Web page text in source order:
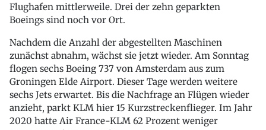
Flughafen mittlerweile. Drei der zehn geparkten
Boeings sind noch vor Ort.
Nachdem die Anzahl der abgestellten Maschinen
zunächst abnahm, wächst sie jetzt wieder. Am Sonntag
flogen sechs Boeing 737 von Amsterdam aus zum
Groningen Elde Airport. Dieser Tage werden weitere
sechs Jets erwartet. Bis die Nachfrage an Flügen wieder
anzieht, parkt KLM hier 15 Kurzstreckenflieger. Im Jahr
2020 hatte Air France-KLM 62 Prozent weniger